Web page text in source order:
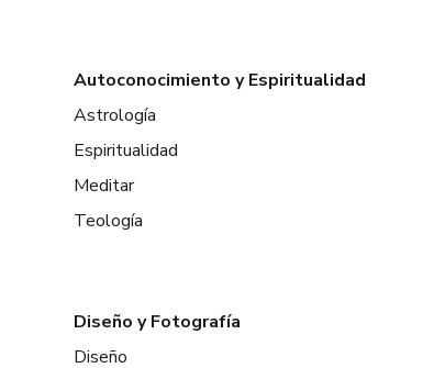
Autoconocimiento y Espiritualidad
Astrología
Espiritualidad
Meditar
Teología
Diseño y Fotografía
Diseño